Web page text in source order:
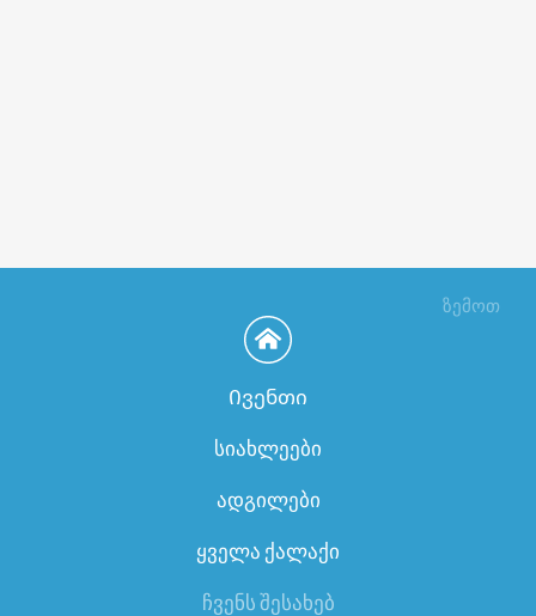
ზემოთ
Ივენთი
სიახლეები
ადგილები
ყველა ქალაქი
ჩვენს შესახებ